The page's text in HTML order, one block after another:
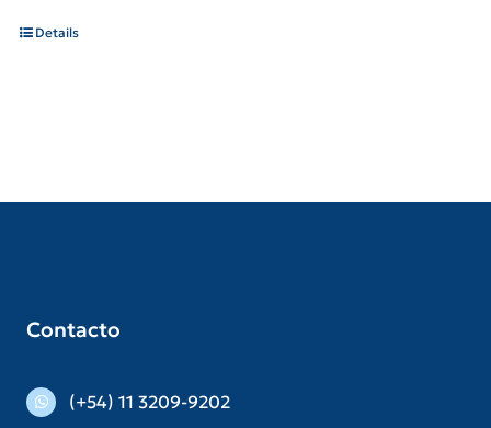
Details
Contacto
(+54) 11 3209-9202